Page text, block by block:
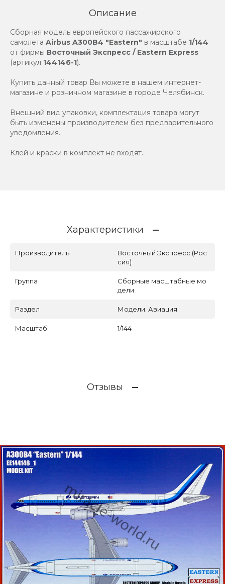
Описание
Сборная модель европейского пассажирского
самолета Airbus A300B4 "Eastern" в масштабе 1/144
от фирмы Восточный Экспресс / Eastern Express
(артикул 144146-1).
Купить данный товар Вы можете в нашем интернет-
магазине и розничном магазине в городе Челябинск.
Внешний вид упаковки, комплектация товара могут
быть изменены производителем без предварительного
уведомления.
Клей и краски в комплект не входят.
Характеристики
Производитель
Восточный Экспресс (Рос
сия)
Группа
Сборные масштабные мо
дели
Раздел Модели. Авиация
Масштаб 1/144
Отзывы